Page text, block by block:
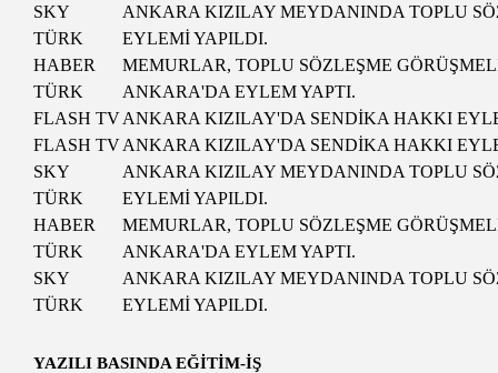
SKY
TÜRK
ANKARA KIZILAY MEYDANINDA TOPLU
EYLEMİ YAPILDI.
HABER
TÜRK
MEMURLAR, TOPLU SÖZLEŞME
ANKARA'DA EYLEM YAPTI.
FLASH TVANKARA KIZILAY'DA SENDİKA HAKKI
FLASH TVANKARA KIZILAY'DA SENDİKA HAKKI
SKY
TÜRK
ANKARA KIZILAY MEYDANINDA TOPLU
EYLEMİ YAPILDI.
HABER
TÜRK
MEMURLAR, TOPLU SÖZLEŞME
ANKARA'DA EYLEM YAPTI.
SKY
TÜRK
ANKARA KIZILAY MEYDANINDA TOPLU
EYLEMİ YAPILDI.
YAZILI BASINDA EĞİTİM-İŞ